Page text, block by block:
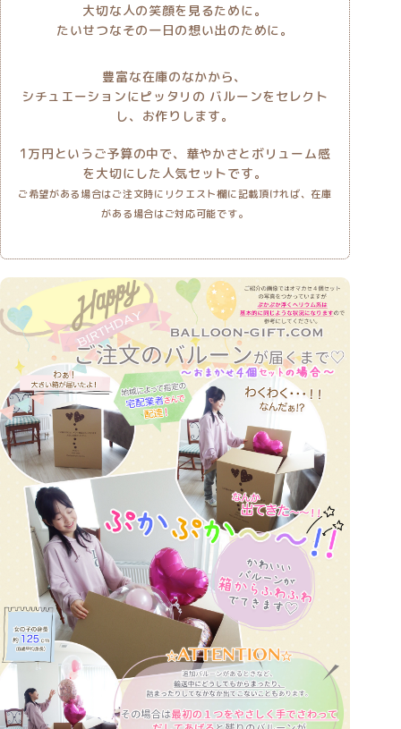
大切な人の笑顔を見るために。
たいせつなその一日の想い出のために。
豊富な在庫のなかから、
シチュエーションにピッタリの バルーンをセレクト
し、お作りします。
1万円というご予算の中で、華やかさとボリューム感
を大切にした人気セットです。
ご希望がある場合はご注文時にリクエスト欄に記載頂ければ、在庫
がある場合はご対応可能です。